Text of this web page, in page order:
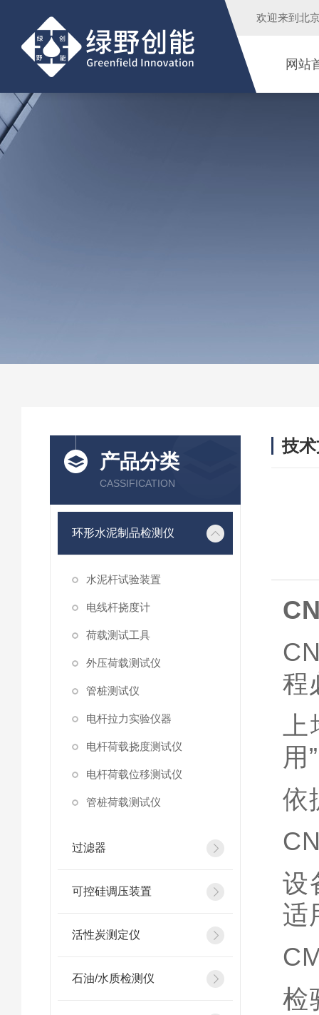
欢迎来到 北
网站
产品分类
CASSIFICATION
环形水泥制品检测仪
水泥杆试验装置
电线杆挠度计
荷载测试工具
外压荷载测试仪
管桩测试仪
电杆拉力实验仪器
电杆荷载挠度测试仪
电杆荷载位移测试仪
管桩荷载测试仪
过滤器
可控硅调压装置
活性炭测定仪
石油/水质检测仪
技
程
用”
依
设
适
检